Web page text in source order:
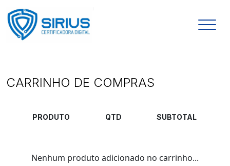
CARRINHO DE COMPRAS
PRODUTO QTD SUBTOTAL
Nenhum produto adicionado no carrinho...